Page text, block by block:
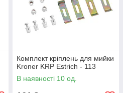
Комплект кріплень для мийки
Kroner KRP Estrich - 113
В наявності 10 од.